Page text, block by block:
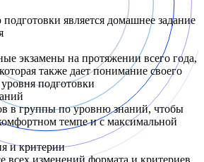
является домашнее задание
экзамены на протяжении всего года,
также дает понимание своего
подготовки
в группы по уровню знаний, чтобы
темпе и с максимальной
и критерии
всех изменений формата и критериев